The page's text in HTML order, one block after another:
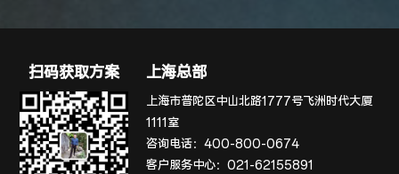
扫码获取方案 上海总部
上海市普陀区中山北路1777号飞洲时代大厦
1111室
咨询电话：400-800-0674
客户服务中心：021-62155891